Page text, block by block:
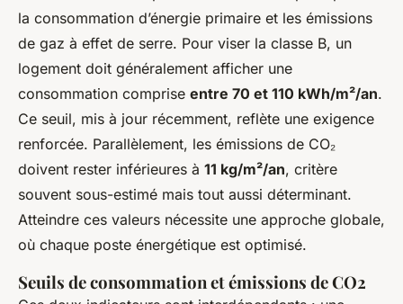
la consommation d’énergie primaire et les émissions
de gaz à effet de serre. Pour viser la classe B, un
logement doit généralement afficher une
consommation comprise entre 70 et 110 kWh/m²/an.
Ce seuil, mis à jour récemment, reflète une exigence
renforcée. Parallèlement, les émissions de CO₂
doivent rester inférieures à 11 kg/m²/an, critère
souvent sous-estimé mais tout aussi déterminant.
Atteindre ces valeurs nécessite une approche globale,
où chaque poste énergétique est optimisé.
Seuils de consommation et émissions de CO2